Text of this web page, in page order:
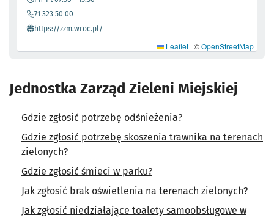
Leaflet | ©OpenStreetMap
71 323 50 00
https://zzm.wroc.pl/
Jednostka Zarząd Zieleni Miejskiej
Gdzie zgłosić potrzebę odśnieżenia?
Gdzie zgłosić potrzebę skoszenia trawnika na terenach
zielonych?
Gdzie zgłosić śmieci w parku?
Jak zgłosić brak oświetlenia na terenach zielonych?
Jak zgłosić niedziałające toalety samoobsługowe w